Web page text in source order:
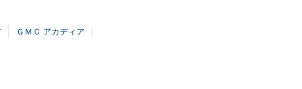
ＧＭＣ アカディア